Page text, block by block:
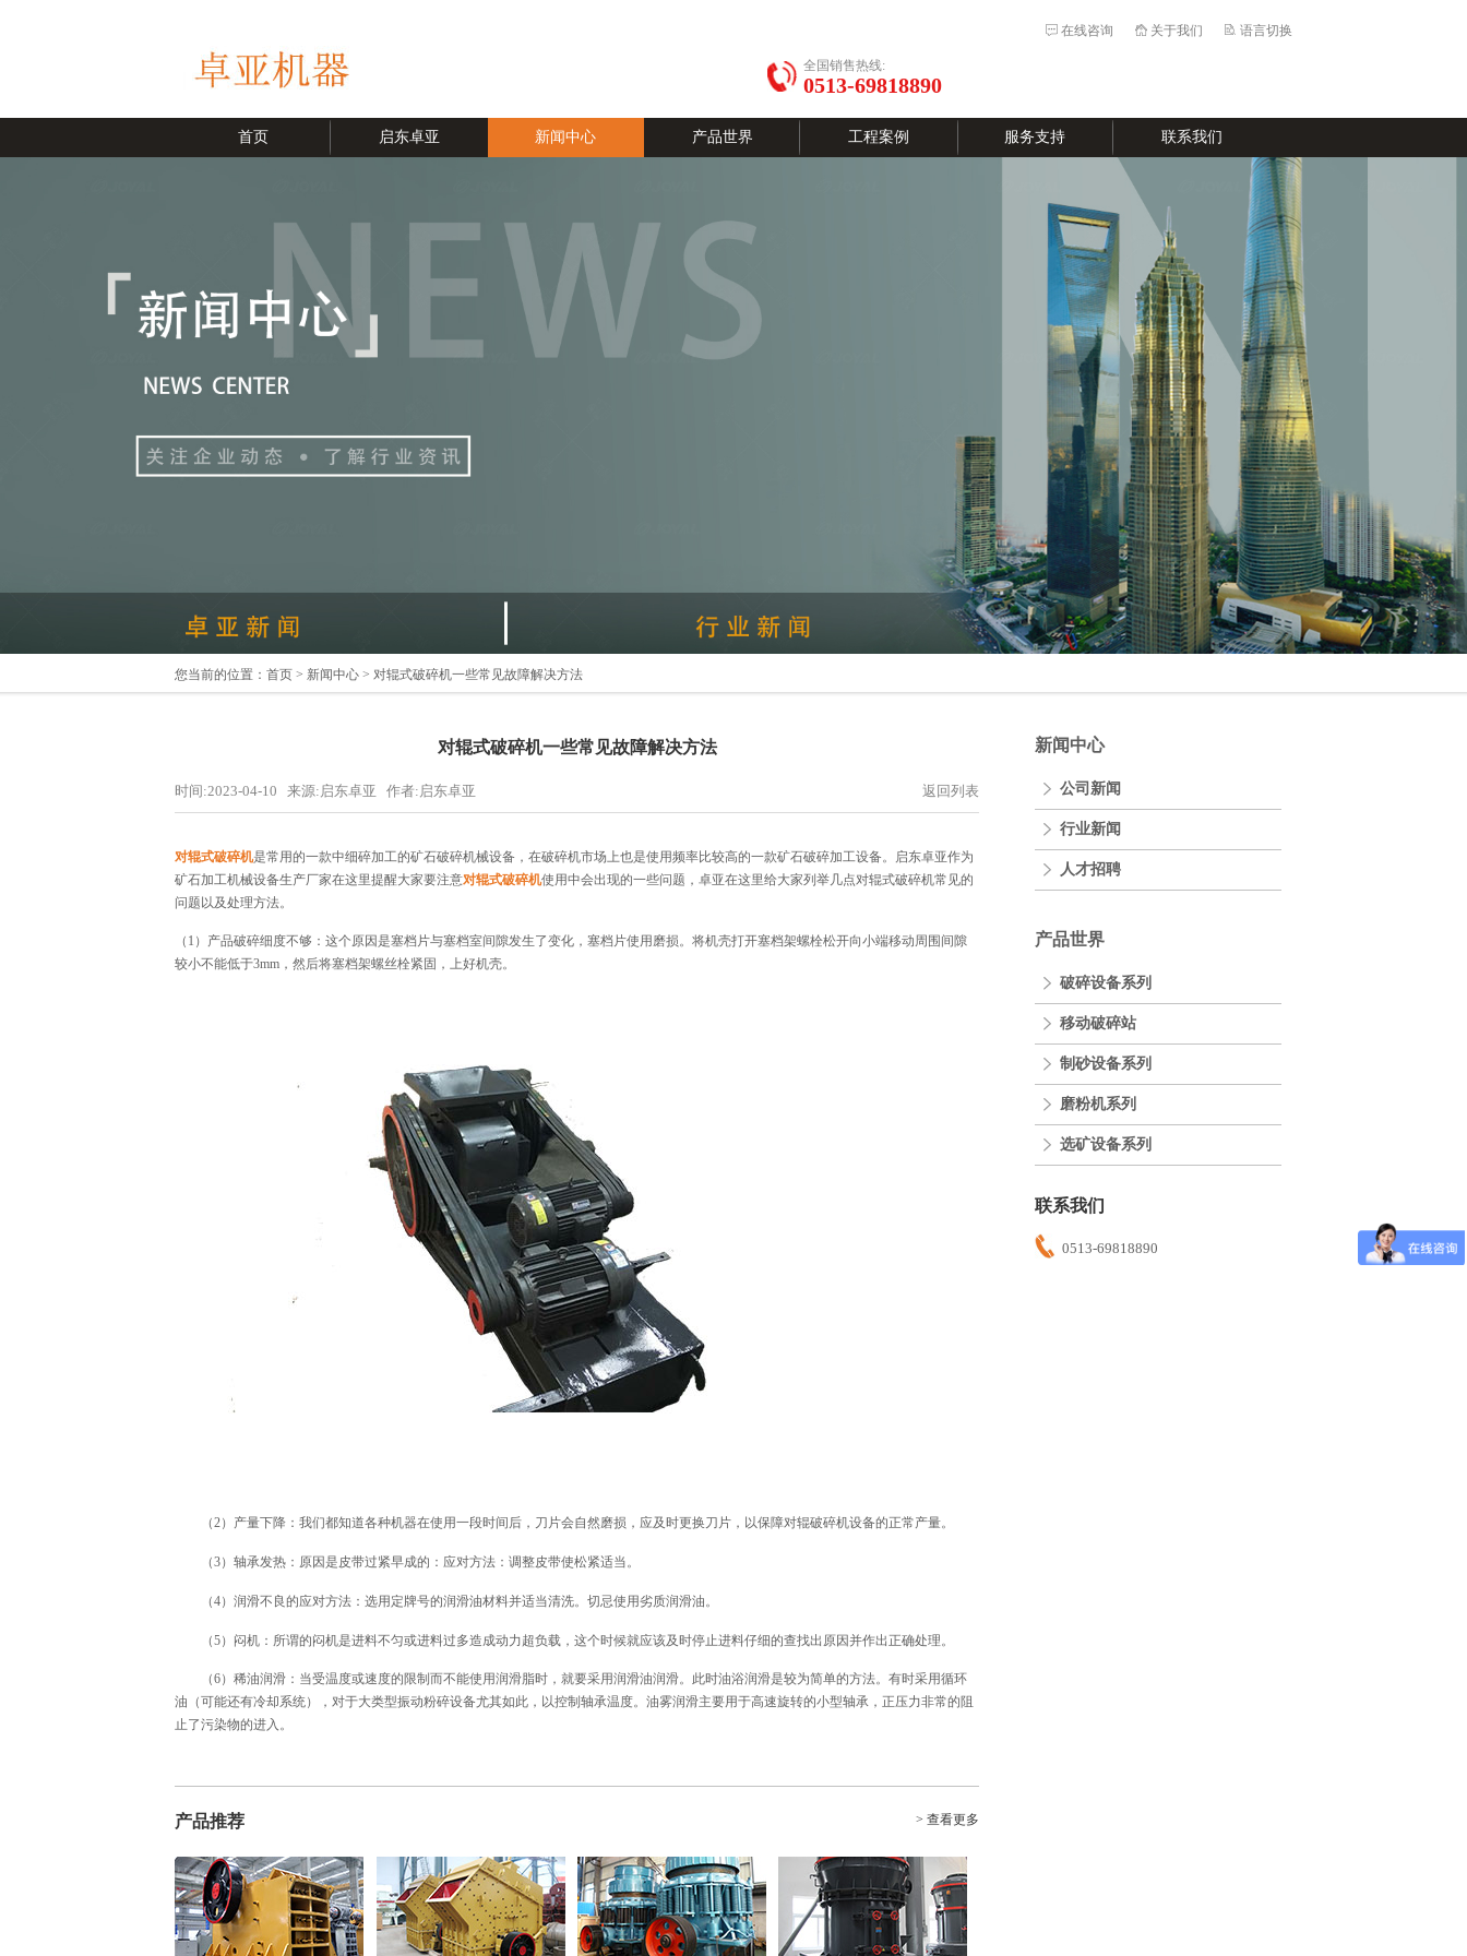
语言切换
关于我们
在线咨询
全国销售热线:
0513-69818890
首页 启东卓亚 新闻中心 产品世界 工程案例 服务支持 联系我们
您当前的位置： 首页 > 新闻中心 > 对辊式破碎机一些常见故障解决方法
对辊式破碎机一些常见故障解决方法
时间:2023-04-10 来源:启东卓亚 作者:启东卓亚 返回列表
对辊式破碎机是常用的一款中细碎加工的矿石破碎机械设备，在破碎机市场上也是使用频率比较高的一款矿石破碎加工设备。启东卓亚作为
矿石加工机械设备生产厂家在这里提醒大家要注意对辊式破碎机使用中会出现的一些问题，卓亚在这里给大家列举几点对辊式破碎机常见的
问题以及处理方法。
（1）产品破碎细度不够：这个原因是塞档片与塞档室间隙发生了变化，塞档片使用磨损。将机壳打开塞档架螺栓松开向小端移动周围间隙
较小不能低于3mm，然后将塞档架螺丝栓紧固，上好机壳。
（2）产量下降：我们都知道各种机器在使用一段时间后，刀片会自然磨损，应及时更换刀片，以保障对辊破碎机设备的正常产量。
（3）轴承发热：原因是皮带过紧早成的：应对方法：调整皮带使松紧适当。
（4）润滑不良的应对方法：选用定牌号的润滑油材料并适当清洗。切忌使用劣质润滑油。
（5）闷机：所谓的闷机是进料不匀或进料过多造成动力超负载，这个时候就应该及时停止进料仔细的查找出原因并作出正确处理。
（6）稀油润滑：当受温度或速度的限制而不能使用润滑脂时，就要采用润滑油润滑。此时油浴润滑是较为简单的方法。有时采用循环
油（可能还有冷却系统），对于大类型振动粉碎设备尤其如此，以控制轴承温度。油雾润滑主要用于高速旋转的小型轴承，正压力非常的阻
止了污染物的进入。
产品推荐 > 查看更多
新闻中心
公司新闻
行业新闻
人才招聘
产品世界
破碎设备系列
移动破碎站
制砂设备系列
磨粉机系列
选矿设备系列
联系我们
0513-69818890